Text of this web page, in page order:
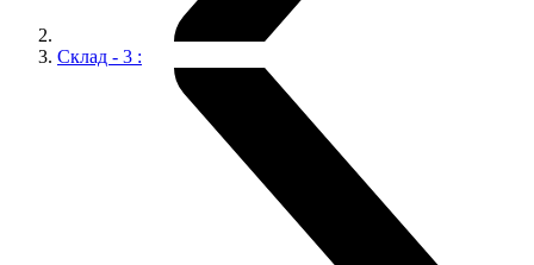
Склад - 3 :